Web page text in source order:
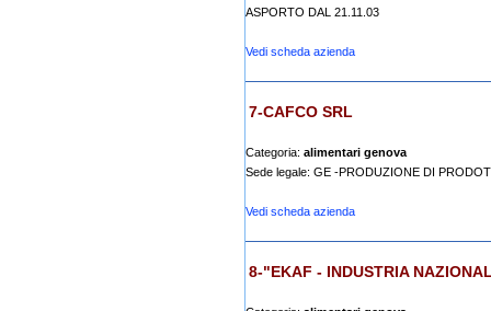
ASPORTO DAL 21.11.03
Vedi scheda azienda
7-CAFCO SRL
Categoria: alimentari genova
Sede legale: GE -PRODUZIONE DI
Vedi scheda azienda
8-"EKAF - INDUSTRIA